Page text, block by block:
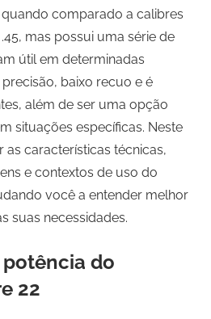
comparado a calibres
mas possui uma série de
útil em determinadas
baixo recuo e é
além de ser uma opção
situações específicas. Neste
características técnicas,
e contextos de uso do
você a entender melhor
suas necessidades.
do
22